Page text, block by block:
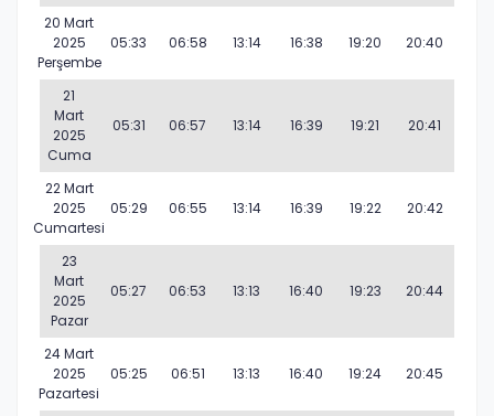
20 Mart
2025
Perşembe
05:33 06:58 13:14 16:38 19:20 20:40
21
Mart
2025
Cuma
05:31 06:57 13:14 16:39 19:21 20:41
22 Mart
2025
Cumartesi
05:29 06:55 13:14 16:39 19:22 20:42
23
Mart
2025
Pazar
05:27 06:53 13:13 16:40 19:23 20:44
24 Mart
2025
Pazartesi
05:25 06:51 13:13 16:40 19:24 20:45